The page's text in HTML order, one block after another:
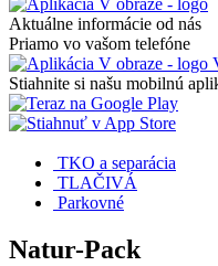
Aktuálne informácie od nás
Priamo vo vašom telefóne
Stiahnite si našu mobilnú
TKO a separácia
TLAČIVÁ
Parkovné
Natur-Pack